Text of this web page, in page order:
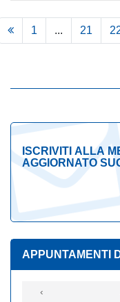
1 ... 21
ISCRIVITI ALLA
AGGIORNATO
APPUNTAMENTI
‹